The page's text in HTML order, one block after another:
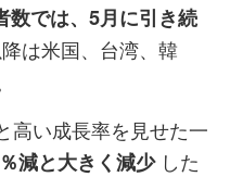
数では、5月に引き続
は米国、台湾、韓
高い成長率を見せた一
減と大きく減少した